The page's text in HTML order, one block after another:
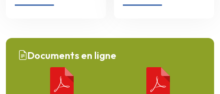
Documents en ligne